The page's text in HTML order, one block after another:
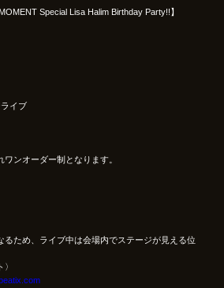
Special Lisa Halim Birthday Party!!】
イブ
ンオーダー制となります。
ため、ライブ中は会場内でステージが見える位